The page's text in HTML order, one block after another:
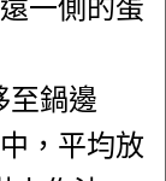
一側的蛋
至鍋邊
，平均放